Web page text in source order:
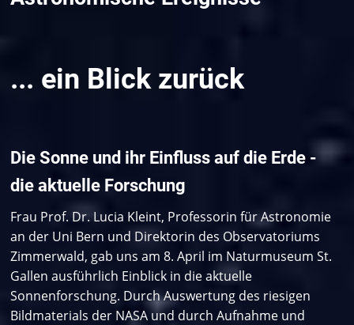
... ein Blick zurück
Die Sonne und ihr Einfluss auf die Erde -
die aktuelle Forschung
Frau Prof. Dr. Lucia Kleint, Professorin für Astronomie
an der Uni Bern und Direktorin des Observatoriums
Zimmerwald, gab uns am 8. April im Naturmuseum St.
Gallen ausführlich Einblick in die aktuelle
Sonnenforschung. Durch Auswertung des riesigen
Bildmaterials der NASA und durch Aufnahme und